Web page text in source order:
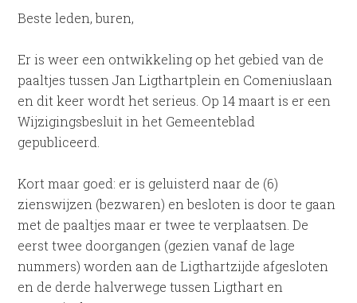
Beste leden, buren,
Er is weer een ontwikkeling op het gebied van de
paaltjes tussen Jan Ligthartplein en Comeniuslaan
en dit keer wordt het serieus. Op 14 maart is er een
Wijzigingsbesluit in het Gemeenteblad
gepubliceerd.
Kort maar goed: er is geluisterd naar de (6)
zienswijzen (bezwaren) en besloten is door te gaan
met de paaltjes maar er twee te verplaatsen. De
eerst twee doorgangen (gezien vanaf de lage
nummers) worden aan de Ligthartzijde afgesloten
en de derde halverwege tussen Ligthart en